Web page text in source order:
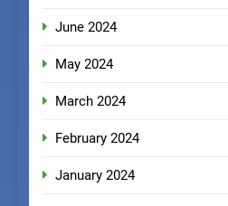
June 2024
May 2024
March 2024
February 2024
January 2024